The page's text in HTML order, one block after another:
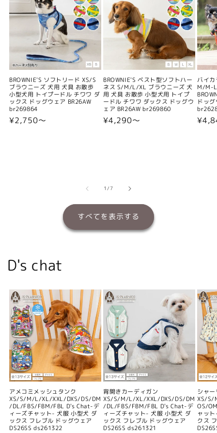
BROWNIE'S ソフトリード XS/S
ブラウニーズ 犬用 犬具 お散歩
小型犬用 トイプードル チワワ ダ
ックス ドッグウェア BR26AW
br269864
通
¥2,750〜
BROWNIE'S ベスト型ソフトハー
ネス S/M/L/XL ブラウニーズ 犬
用 犬具 お散歩 小型犬用 トイプ
ードル チワワ ダックス ドッグウ
ェア BR26AW br269860
通
¥4,290〜
バイ
M/M-
ドッ
通
1/の
7
すべてを表示する
D's chat
アメコミメッシュタンク
XS/S/M/L/XL/XXL/DXS/DS/DM
/DL/FBS/FBM/FBL D's Chat-デ
ィーズチャット- 犬服 小型犬 ダ
ックス フレブル ドッグウェア
DS26SS ds261322
背開きカーディガン
XS/S/M/L/XL/XXL/DXS/DS/DM
/DL/FBS/FBM/FBL D's Chat-デ
ィーズチャット- 犬服 小型犬 ダ
ックス フレブル ドッグウェア
DS26SS ds261321
シャ
XS/
OS/
ャッ
クス